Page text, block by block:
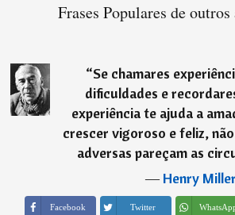
Frases Populares de outros
“Se chamares
dificuldades e
experiência te ajuda a
crescer vigoroso e feliz,
adversas pareçam as
―Henry Miller
Facebook Twitter